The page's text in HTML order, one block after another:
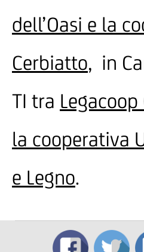
dell’Oasi e la
Cerbiatto, in
TI tra
la cooperativa
e Legno.